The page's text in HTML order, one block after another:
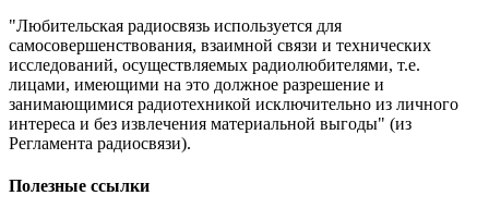
"Любительская радиосвязь используется для
самосовершенствования, взаимной связи и технических
исследований, осуществляемых радиолюбителями, т.е.
лицами, имеющими на это должное разрешение и
занимающимися радиотехникой исключительно из личного
интереса и без извлечения материальной выгоды" (из
Регламента радиосвязи).
Полезные ссылки